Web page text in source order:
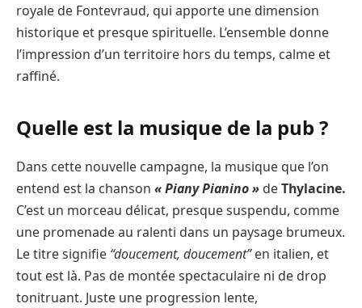
royale de Fontevraud, qui apporte une dimension
historique et presque spirituelle. L’ensemble donne
l’impression d’un territoire hors du temps, calme et
raffiné.
Quelle est la musique de la pub ?
Dans cette nouvelle campagne, la musique que l’on
entend est la chanson « Piany Pianino » deThylacine.
C’est un morceau délicat, presque suspendu, comme
une promenade au ralenti dans un paysage brumeux.
Le titre signifie “doucement, doucement”en italien, et
tout est là. Pas de montée spectaculaire ni de drop
tonitruant. Juste une progression lente,